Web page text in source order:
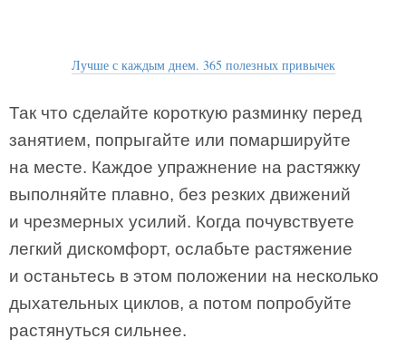
Лучше с каждым днем. 365 полезных привычек
Так что сделайте короткую разминку перед
занятием, попрыгайте или помаршируйте
на месте. Каждое упражнение на растяжку
выполняйте плавно, без резких движений
и чрезмерных усилий. Когда почувствуете
легкий дискомфорт, ослабьте растяжение
и останьтесь в этом положении на несколько
дыхательных циклов, а потом попробуйте
растянуться сильнее.